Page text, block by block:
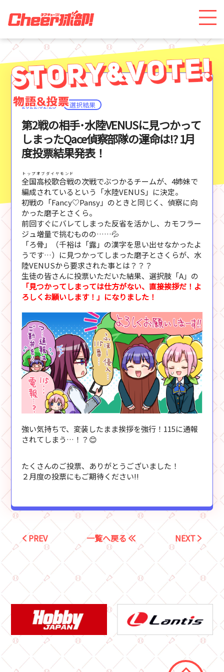
2022.02.25 選択結果
第2戦の相手･水陸VENUSに見つかって
しまったQace偵察部隊の運命は!? 1月
度投票結果発表！
全国高校歌合戦
トップオブダイヤモンド
の次戦でぶつかるチームが、4姉妹で
編成されているという「水陸VENUS」に決定。
初戦の「Fancy♡Pansy」のときと同じく、偵察に向
かった磨子とさくら。
前回すぐにバレてしまった反省を活かし、カモフラー
ジュ増量で挑むものの……💦
「ろ骨」（千裕は「露」の漢字を思い出せなかったよ
うです…）に見つかってしまった磨子とさくらが、水
陸VENUSから要求された事とは？？？
生徒の皆さんに投票いただいた結果、選択肢「A」の
「見つかってしまっては仕方がない、直接挨拶だ！よ
ろしくお願いします！」になりました！
強い気持ちで、変装したまま挨拶を強行！115に通報
されてしまう…！？😊
たくさんのご投票、ありがとうございました！
２月度の投票にもご期待ください!!
PREV 一覧へ戻る NEXT